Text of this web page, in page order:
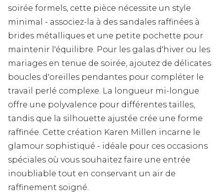
soirée formels, cette pièce nécessite un style
minimal - associez-la à des sandales raffinées à
brides métalliques et une petite pochette pour
maintenir l'équilibre. Pour les galas d'hiver ou les
mariages en tenue de soirée, ajoutez de délicates
boucles d'oreilles pendantes pour compléter le
travail perlé complexe. La longueur mi-longue
offre une polyvalence pour différentes tailles,
tandis que la silhouette ajustée crée une forme
raffinée. Cette création Karen Millen incarne le
glamour sophistiqué - idéale pour ces occasions
spéciales où vous souhaitez faire une entrée
inoubliable tout en conservant un air de
raffinement soigné.